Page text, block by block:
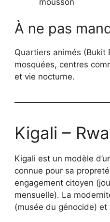
À ne pas
Quartiers animés (Bukit
mosquées, centres
et vie nocturne.
Kigali –
Kigali est un modèle
connue pour sa
engagement citoyen
mensuelle). La
(musée du génocide)